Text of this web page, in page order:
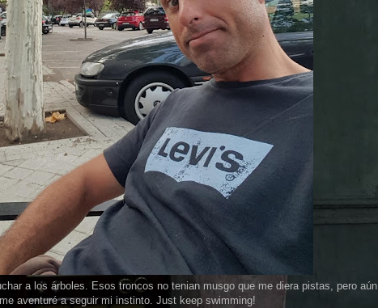
a los árboles. Esos troncos no tenian musgo que me diera pistas, pero aún
aventuré a seguir mi instinto. Just keep swimming!